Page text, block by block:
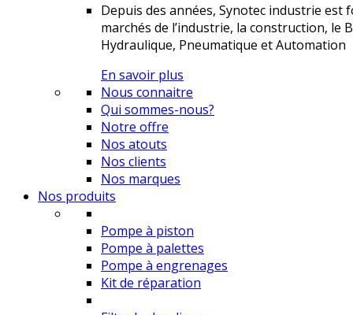
Depuis des années, Synotec industrie
marchés de l’industrie, la construction, le
Hydraulique, Pneumatique et Automation
En savoir plus
Nous connaitre
Qui sommes-nous?
Notre offre
Nos atouts
Nos clients
Nos marques
Nos produits
Pompe à piston
Pompe à palettes
Pompe à engrenages
Kit de réparation